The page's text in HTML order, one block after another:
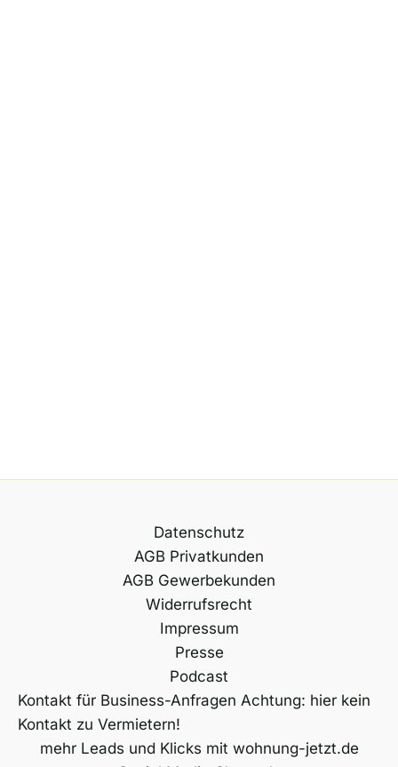
Datenschutz
AGB Privatkunden
AGB Gewerbekunden
Widerrufsrecht
Impressum
Presse
Podcast
Kontakt für Business-Anfragen Achtung: hier kein
Kontakt zu Vermietern!
mehr Leads und Klicks mit wohnung-jetzt.de